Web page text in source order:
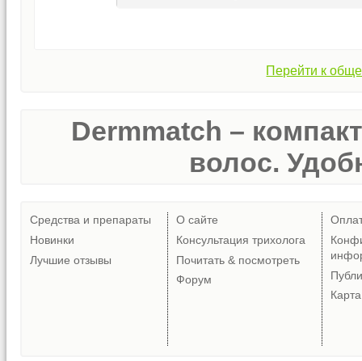
Перейти к
Dermmatch –
волос.
Средства и препараты
Новинки
Лучшие отзывы
О сайте
Консультация трихолога
Почитать & посмотреть
Форум